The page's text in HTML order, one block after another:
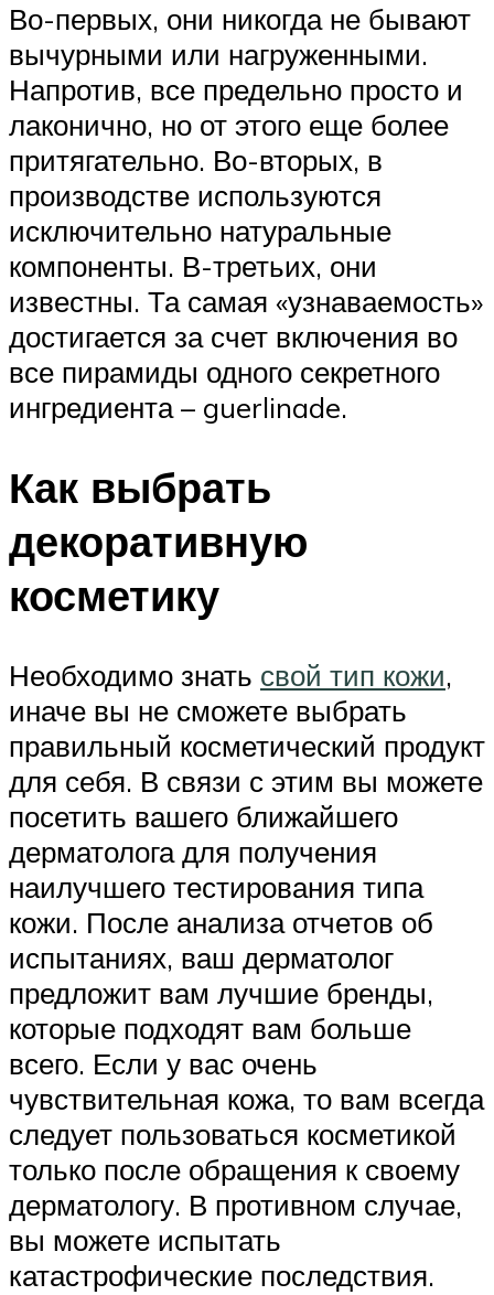
Во-первых, они никогда не бывают
вычурными или нагруженными.
Напротив, все предельно просто и
лаконично, но от этого еще более
притягательно. Во-вторых, в
производстве используются
исключительно натуральные
компоненты. В-третьих, они
известны. Та самая «узнаваемость»
достигается за счет включения во
все пирамиды одного секретного
ингредиента – guerlinade.
Как выбрать
декоративную
косметику
Необходимо знать свой тип кожи,
иначе вы не сможете выбрать
правильный косметический продукт
для себя. В связи с этим вы можете
посетить вашего ближайшего
дерматолога для получения
наилучшего тестирования типа
кожи. После анализа отчетов об
испытаниях, ваш дерматолог
предложит вам лучшие бренды,
которые подходят вам больше
всего. Если у вас очень
чувствительная кожа, то вам всегда
следует пользоваться косметикой
только после обращения к своему
дерматологу. В противном случае,
вы можете испытать
катастрофические последствия.